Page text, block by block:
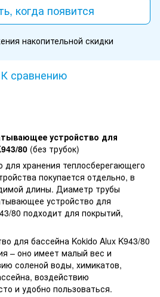
когда появится
накопительной скидки
К сравнению
устройство для
80 (без трубок)
для хранения теплосберегающего
покупается отдельно, в
длины. Диаметр трубы
устройство для
80 подходит для покрытий,
для бассейна Kokido Alux K943/80
– оно имеет малый вес и
соленой воды, химикатов,
воздействию
и удобно пользоваться.